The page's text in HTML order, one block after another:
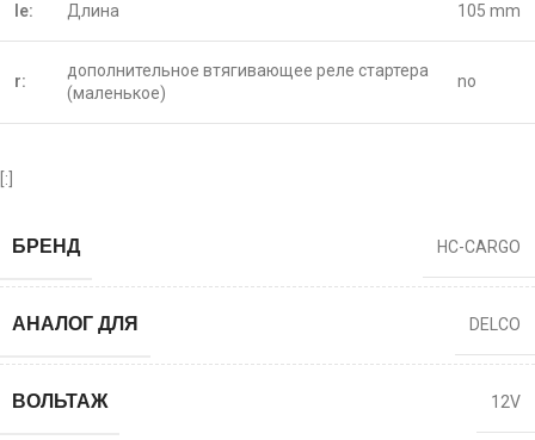
le: Длина 105 mm
r:
дополнительное втягивающее реле стартера
(маленькое)
no
[:]
БРЕНД HC-CARGO
АНАЛОГ ДЛЯ DELCO
ВОЛЬТАЖ 12V